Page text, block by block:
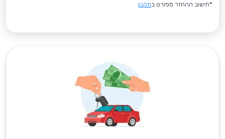
*חישוב ההחזר מפורט בתקנון